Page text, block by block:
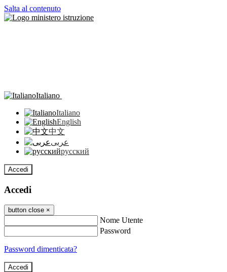
Salta al contenuto
Italiano
Italiano
English
中文
عربى
русский
Accedi
Accedi
button close ×
Nome Utente
Password
Password dimenticata?